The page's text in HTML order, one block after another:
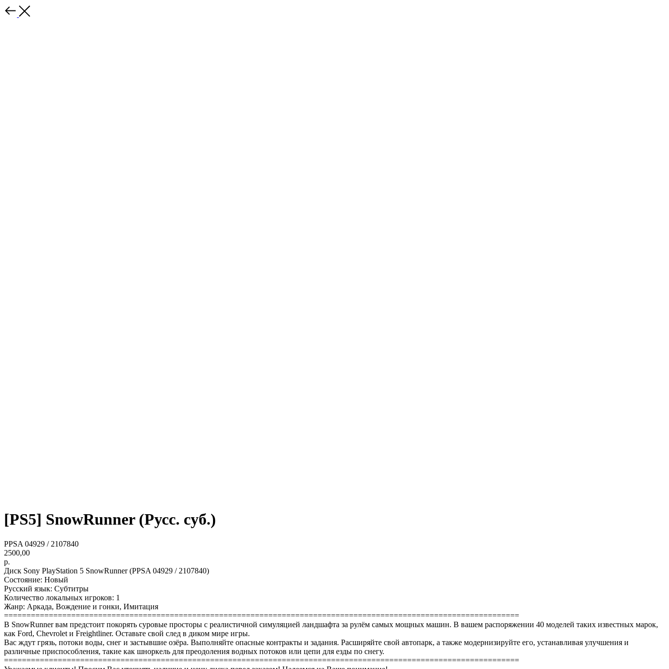
[PS5] SnowRunner (Русc. суб.)
PPSA 04929 / 2107840
2500,00
р.
Диск Sony PlayStation 5 SnowRunner (PPSA 04929 / 2107840)
Состояние: Новый
Русский язык: Субтитры
Количество локальных игроков: 1
Жанр: Аркада, Вождение и гонки, Имитация
===================================================================================================================
В SnowRunner вам предстоит покорять суровые просторы с реалистичной симуляцией ландшафта за рулём самых мощных машин. В вашем распоряжении 40 моделей таких известных марок,
как Ford, Chevrolet и Freightliner. Оставьте свой след в диком мире игры.
Вас ждут грязь, потоки воды, снег и застывшие озёра. Выполняйте опасные контракты и задания. Расширяйте свой автопарк, а также модернизируйте его, устанавливая улучшения и
различные приспособления, такие как шноркель для преодоления водных потоков или цепи для езды по снегу.
===================================================================================================================